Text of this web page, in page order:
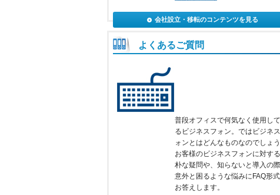
会社設立・移転のコンテンツを見る
よくあるご質問
普段オフィスで何気なく使用し
るビジネスフォン。ではビジネ
ォンとはどんなものなのでしょう
お客様のビジネスフォンに対す
朴な疑問や、知らないと導入の
意外と困るような悩みにFAQ形
お答えします。